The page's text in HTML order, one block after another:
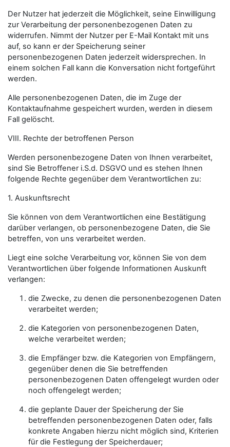
Der Nutzer hat jederzeit die Möglichkeit, seine Einwilligung
zur Verarbeitung der personenbezogenen Daten zu
widerrufen. Nimmt der Nutzer per E-Mail Kontakt mit uns
auf, so kann er der Speicherung seiner
personenbezogenen Daten jederzeit widersprechen. In
einem solchen Fall kann die Konversation nicht fortgeführt
werden.
Alle personenbezogenen Daten, die im Zuge der
Kontaktaufnahme gespeichert wurden, werden in diesem
Fall gelöscht.
VIII. Rechte der betroffenen Person
Werden personenbezogene Daten von Ihnen verarbeitet,
sind Sie Betroffener i.S.d. DSGVO und es stehen Ihnen
folgende Rechte gegenüber dem Verantwortlichen zu:
1. Auskunftsrecht
Sie können von dem Verantwortlichen eine Bestätigung
darüber verlangen, ob personenbezogene Daten, die Sie
betreffen, von uns verarbeitet werden.
Liegt eine solche Verarbeitung vor, können Sie von dem
Verantwortlichen über folgende Informationen Auskunft
verlangen:
die Zwecke, zu denen die personenbezogenen Daten
verarbeitet werden;
die Kategorien von personenbezogenen Daten,
welche verarbeitet werden;
die Empfänger bzw. die Kategorien von Empfängern,
gegenüber denen die Sie betreffenden
personenbezogenen Daten offengelegt wurden oder
noch offengelegt werden;
die geplante Dauer der Speicherung der Sie
betreffenden personenbezogenen Daten oder, falls
konkrete Angaben hierzu nicht möglich sind, Kriterien
für die Festlegung der Speicherdauer;